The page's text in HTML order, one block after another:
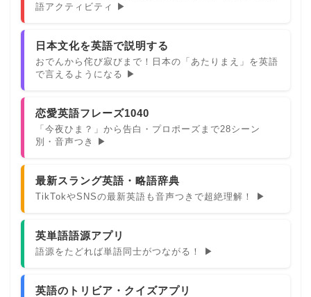
語アクティビティ ▶
日本文化を英語で説明する
おでんから侘び寂びまで！日本の「あたりまえ」を英語
で言えるようになる ▶
恋愛英語フレーズ1040
「今夜ひま？」から告白・プロポーズまで28シーン
別・音声つき ▶
最新スラング英語・略語辞典
TikTokやSNSの最新英語も音声つきで超絶理解！ ▶
英単語語源アプリ
語源をたどれば単語同士がつながる！ ▶
英語のトリビア・クイズアプリ